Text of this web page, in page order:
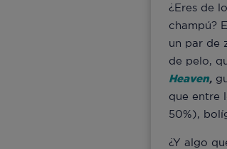
¿Eres de
champú?
un par de
de pelo,
Heaven,
que entre
50%),
¿Y algo